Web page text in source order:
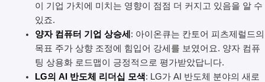
이 기업 가치에 미치는 영향이 점점 더 커지고 있음을 알 수
있죠.
양자 컴퓨터 기업 상승세 : 아이온큐는 칸토어 피츠제럴드의
목표 주가 상향 조정에 힘입어 강세를 보였어요. 양자 컴퓨
팅 상용화 로드맵이 긍정적으로 평가받았답니다.
LG의 AI 반도체 리더십 모색: LG가 AI 반도체 분야의 새로